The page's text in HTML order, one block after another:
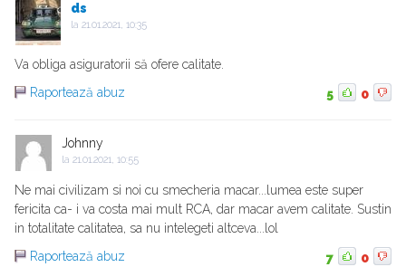
ds
la 21.01.2021, 10:35
Va obliga asiguratorii să ofere calitate.
Raportează abuz
5 0
Johnny
la 21.01.2021, 10:55
Ne mai civilizam si noi cu smecheria macar...lumea este super
fericita ca- i va costa mai mult RCA, dar macar avem calitate. Sustin
in totalitate calitatea, sa nu intelegeti altceva...lol
Raportează abuz
7 0